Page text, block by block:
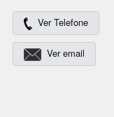
Ver Telefone
Ver email